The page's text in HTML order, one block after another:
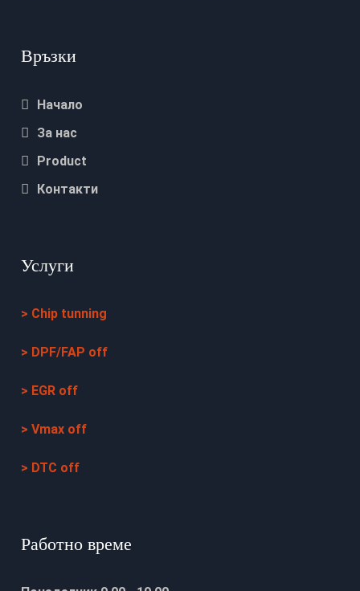
Връзки
Начало
За нас
Product
Контакти
Услуги
> Chip tunning
> DPF/FAP off
> EGR off
> Vmax off
> DTC off
Работно време